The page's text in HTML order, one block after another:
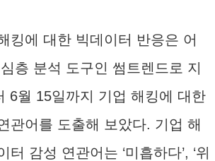
킹에 대한 빅데이터 반응은 어
층 분석 도구인 썸트렌드로 지
6월 15일까지 기업 해킹에 대한
관어를 도출해 보았다. 기업 해
터 감성 연관어는 ‘미흡하다’, ‘위